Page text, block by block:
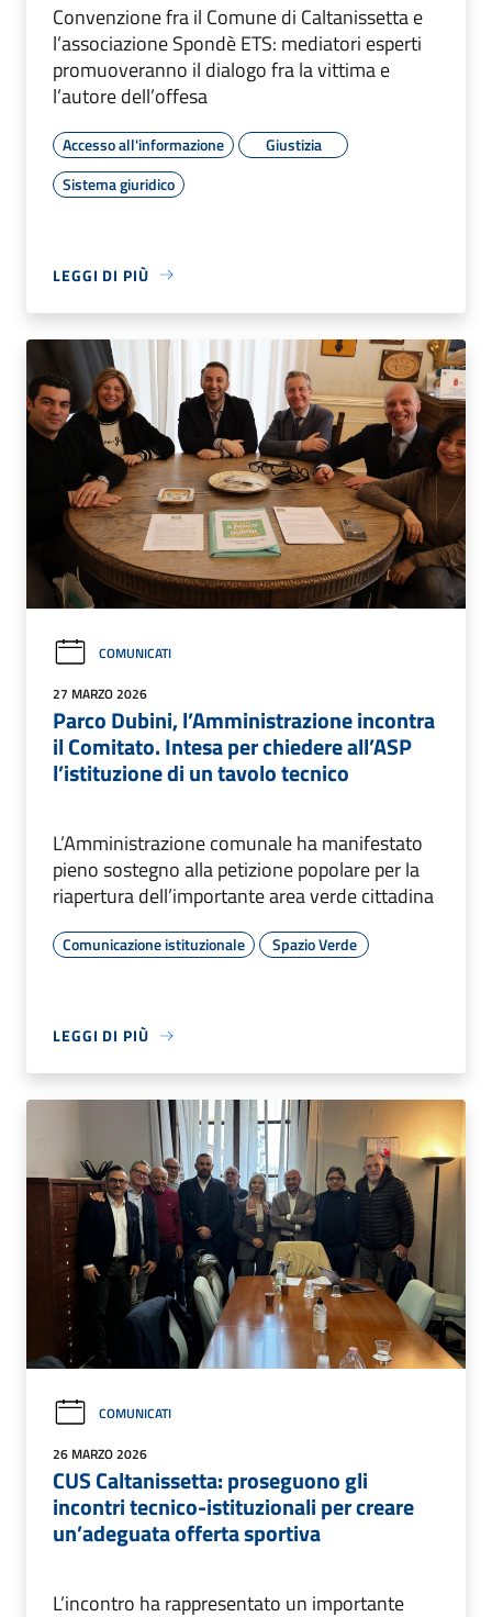
Convenzione fra il Comune di Caltanissetta e
l’associazione Spondè ETS: mediatori esperti
promuoveranno il dialogo fra la vittima e
l’autore dell’offesa
Accesso all'informazione
Giustizia
Sistema giuridico
LEGGI DI PIÙ
COMUNICATI
27 MARZO 2026
Parco Dubini, l’Amministrazione incontra
il Comitato. Intesa per chiedere all’ASP
l’istituzione di un tavolo tecnico
L’Amministrazione comunale ha manifestato
pieno sostegno alla petizione popolare per la
riapertura dell’importante area verde cittadina
Comunicazione istituzionale Spazio Verde
LEGGI DI PIÙ
COMUNICATI
26 MARZO 2026
CUS Caltanissetta: proseguono gli
incontri tecnico-istituzionali per creare
un’adeguata offerta sportiva
L’incontro ha rappresentato un importante